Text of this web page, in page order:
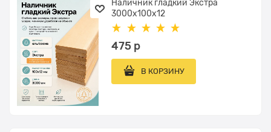
Наличник гладкий Экстра
3000x100x12
475 р
В КОРЗИНУ